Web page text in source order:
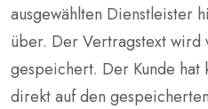
ausgewählten Dienstleister
über. Der Vertragstext wird
gespeichert. Der Kunde
direkt auf den